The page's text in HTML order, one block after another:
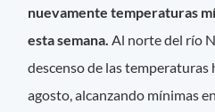
nuevamente temperaturas
esta semana.Al norte del río
descenso de las temperaturas
agosto, alcanzando mínimas